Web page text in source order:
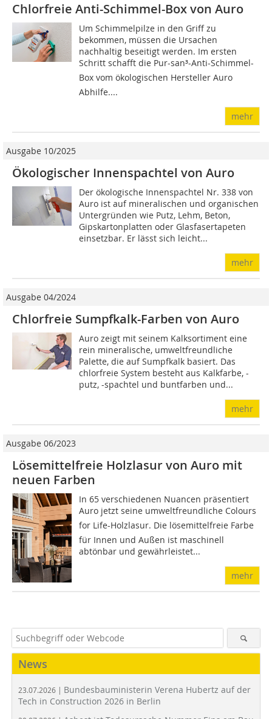
Chlorfreie Anti-Schimmel-Box von Auro
Um Schimmelpilze in den Griff zu
bekommen, müssen die Ursachen
nachhaltig beseitigt werden. Im ersten
Schritt schafft die Pur-san³-Anti-Schimmel-
Box vom ökologischen Hersteller Auro
Abhilfe....
mehr
Ausgabe 10/2025
Ökologischer Innenspachtel von Auro
Der ökologische Innenspachtel Nr. 338 von
Auro ist auf mineralischen und organischen
Untergründen wie Putz, Lehm, Beton,
Gipskartonplatten oder Glasfasertapeten
einsetzbar. Er lässt sich leicht...
mehr
Ausgabe 04/2024
Chlorfreie Sumpfkalk-Farben von Auro
Auro zeigt mit seinem Kalksortiment eine
rein mineralische, umweltfreundliche
Palette, die auf Sumpfkalk basiert. Das
chlorfreie System besteht aus Kalkfarbe, -
putz, -spachtel und buntfarben und...
mehr
Ausgabe 06/2023
Lösemittelfreie Holzlasur von Auro mit
neuen Farben
In 65 verschiedenen Nuancen präsentiert
Auro jetzt seine umweltfreundliche Colours
for Life-Holzlasur. Die lösemittelfreie Farbe
für Innen und Außen ist maschinell
abtönbar und gewährleistet...
mehr
News
23.07.2026 | Bundesbauministerin Verena Hubertz auf der
Tech in Construction 2026 in Berlin